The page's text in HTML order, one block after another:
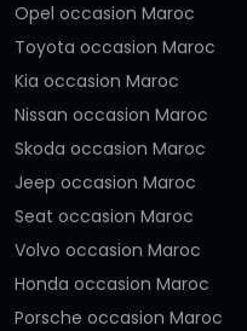
Opel occasion Maroc
Toyota occasion Maroc
Kia occasion Maroc
Nissan occasion Maroc
Skoda occasion Maroc
Jeep occasion Maroc
Seat occasion Maroc
Volvo occasion Maroc
Honda occasion Maroc
Porsche occasion Maroc